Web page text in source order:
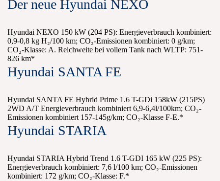
Der neue Hyundai NEXO
Hyundai NEXO 150 kW (204 PS): Energieverbrauch kombiniert:
0,9-0,8 kg H₂/100 km; CO₂-Emissionen kombiniert: 0 g/km;
CO₂-Klasse: A. Reichweite bei vollem Tank nach WLTP: 751-
826 km*
Hyundai SANTA FE
Hyundai SANTA FE Hybrid Prime 1.6 T-GDi 158kW (215PS)
2WD A/T Energieverbrauch kombiniert 6,9-6,4l/100km; CO₂-
Emissionen kombiniert 157-145g/km; CO₂-Klasse F-E.*
Hyundai STARIA
Hyundai STARIA Hybrid Trend 1.6 T-GDI 165 kW (225 PS):
Energieverbrauch kombiniert: 7,6 l/100 km; CO₂-Emissionen
kombiniert: 172 g/km; CO₂-Klasse: F.*